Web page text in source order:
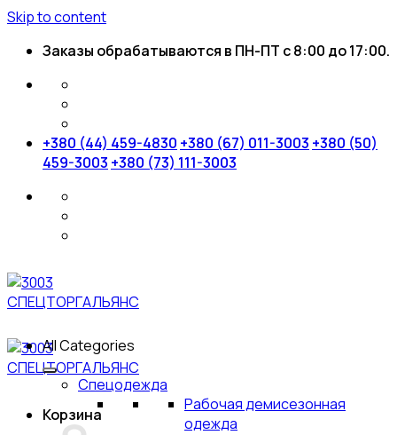
Skip to content
Заказы обрабатываются в ПН-ПТ с 8:00 до 17:00.
+380 (44) 459-4830 +380 (67) 011-3003 +380 (50)
459-3003 +380 (73) 111-3003
Корзина
All Categories
Спецодежда
Рабочая демисезонная
одежда